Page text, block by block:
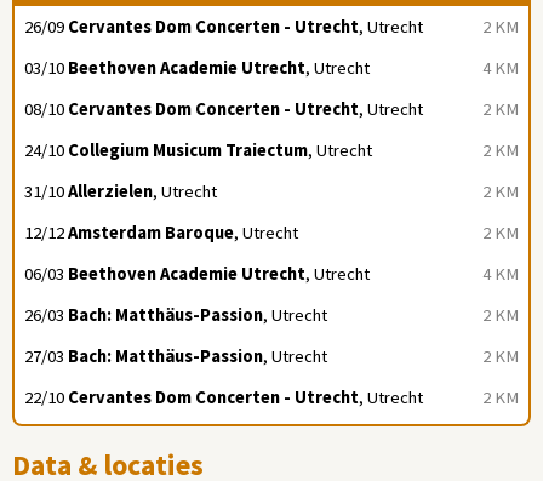
2 KM
26/09 Cervantes Dom Concerten - Utrecht, Utrecht
4 KM
03/10 Beethoven Academie Utrecht, Utrecht
2 KM
08/10 Cervantes Dom Concerten - Utrecht, Utrecht
2 KM
24/10 Collegium Musicum Traiectum, Utrecht
2 KM
31/10Allerzielen, Utrecht
2 KM
12/12Amsterdam Baroque, Utrecht
4 KM
06/03 Beethoven Academie Utrecht, Utrecht
2 KM
26/03 Bach: Matthäus-Passion, Utrecht
2 KM
27/03 Bach: Matthäus-Passion, Utrecht
2 KM
22/10 Cervantes Dom Concerten - Utrecht, Utrecht
Data & locaties